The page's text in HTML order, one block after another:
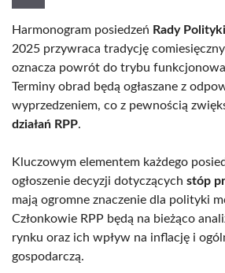
Harmonogram posiedzeń Rady
2025 przywraca tradycję
oznacza powrót do trybu
Terminy obrad będą ogłaszane z
wyprzedzeniem, co z pewnością
działań RPP.
Kluczowym elementem każdego
ogłoszenie decyzji dotyczących stóp
mają ogromne znaczenie dla polityki
Członkowie RPP będą na bieżąco
rynku oraz ich wpływ na inflację i
gospodarczą.